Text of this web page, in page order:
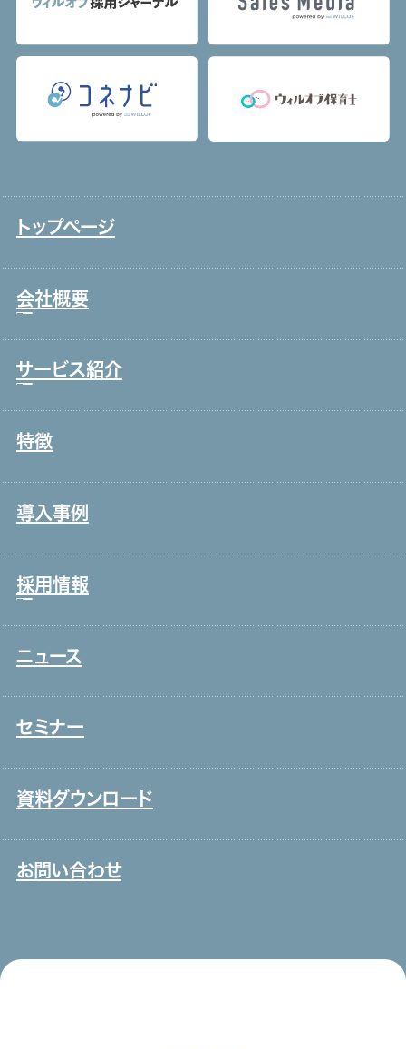
トップページ
会社概要
トップメッセージ
事業戦略・事業領域
ブランド理念
沿革
サービス紹介
コールセンター・オフィスワーク
製造・工場
宿泊・外食
営業
外国人雇用
特徴
導入事例
採用情報
新卒採用
中途採用
ニュース
セミナー
資料ダウンロード
お問い合わせ